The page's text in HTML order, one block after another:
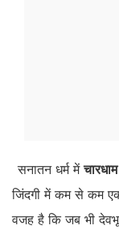
सनातन धर्म में
जिंदगी में कम से कम एक
वजह है कि जब भी